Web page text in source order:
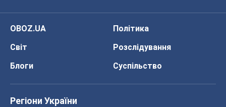
OBOZ.UA
Політика
Світ
Розслідування
Блоги
Суспільство
Регіони України